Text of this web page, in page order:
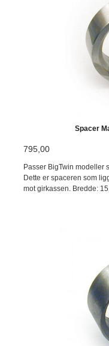
Spacer
795,00
Passer BigTwin modeller
Dette er spaceren som
mot girkassen. Bredde: